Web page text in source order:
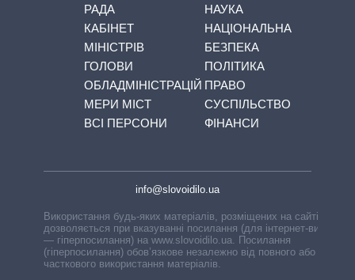
РАДА
КАБІНЕТ
МІНІСТРІВ
ГОЛОВИ
ОБЛАДМІНІСТРАЦІЙ
МЕРИ МІСТ
ВСІ ПЕРСОНИ
НАУКА
НАЦІОНАЛЬНА
БЕЗПЕКА
ПОЛІТИКА
ПРАВО
СУСПІЛЬСТВО
ФІНАНСИ
info@slovoidilo.ua
Використання будь-яких матеріалів, розміщених на сайті,
дозволяється при вказуванні посилання (для інтернет-видань
— гіперпосилання) на www.slovoidilo.ua. Посилання
(гіперпосилання) обов’язкове незалежно від повного або
часткового використання матеріалів.